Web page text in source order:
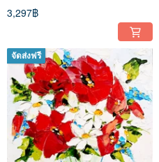
Painting Landscape 8 x 8
3,297฿
จัดส่งฟรี